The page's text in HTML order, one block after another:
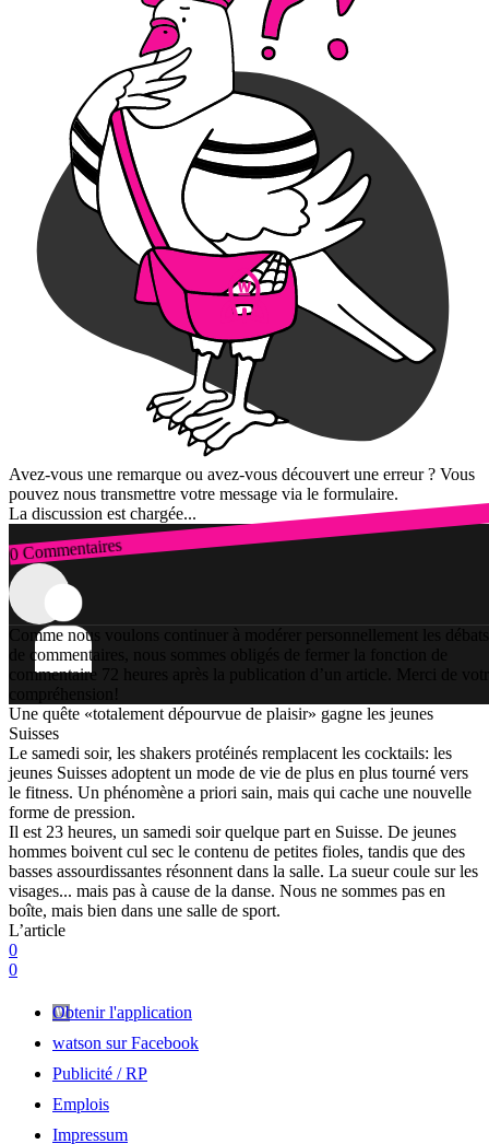
Avez-vous une remarque ou avez-vous découvert une erreur ? Vous
pouvez nous transmettre votre message via le formulaire.
La discussion est chargée...
0 Commentaires
Connexion
Comme nous voulons continuer à modérer personnellement les débats
de commentaires, nous sommes obligés de fermer la fonction de
commentaire 72 heures après la publication d’un article. Merci de
compréhension!
Une quête «totalement dépourvue de plaisir» gagne les jeunes
Suisses
Le samedi soir, les shakers protéinés remplacent les cocktails: les
jeunes Suisses adoptent un mode de vie de plus en plus tourné vers
le fitness. Un phénomène a priori sain, mais qui cache une nouvelle
forme de pression.
Il est 23 heures, un samedi soir quelque part en Suisse. De jeunes
hommes boivent cul sec le contenu de petites fioles, tandis que des
basses assourdissantes résonnent dans la salle. La sueur coule sur les
visages... mais pas à cause de la danse. Nous ne sommes pas en
boîte, mais bien dans une salle de sport.
L’article
0
0
Obtenir l'application
watson sur Facebook
Publicité / RP
Emplois
Impressum